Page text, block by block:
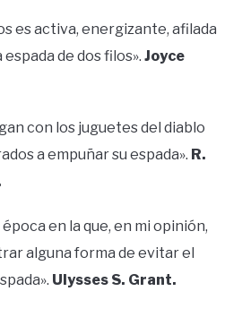
es activa, energizante, afilada
de dos filos». Joyce
con los juguetes del diablo
a empuñar su espada». R.
en la que, en mi opinión,
alguna forma de evitar el
Ulysses S. Grant.